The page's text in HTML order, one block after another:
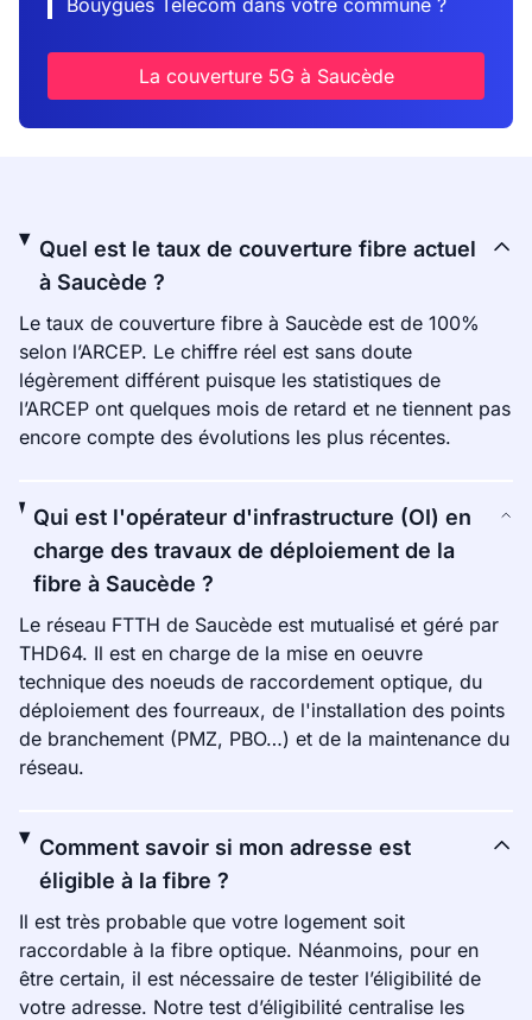
Bouygues Telecom dans votre commune ?
La couverture 5G à Saucède
Quel est le taux de couverture fibre actuel
à Saucède ?
Le taux de couverture fibre à Saucède est de 100%
selon l’ARCEP. Le chiffre réel est sans doute
légèrement différent puisque les statistiques de
l’ARCEP ont quelques mois de retard et ne tiennent pas
encore compte des évolutions les plus récentes.
Qui est l'opérateur d'infrastructure (OI) en
charge des travaux de déploiement de la
fibre à Saucède ?
Le réseau FTTH de Saucède est mutualisé et géré par
THD64. Il est en charge de la mise en oeuvre
technique des noeuds de raccordement optique, du
déploiement des fourreaux, de l'installation des points
de branchement (PMZ, PBO…) et de la maintenance du
réseau.
Comment savoir si mon adresse est
éligible à la fibre ?
Il est très probable que votre logement soit
raccordable à la fibre optique. Néanmoins, pour en
être certain, il est nécessaire de tester l’éligibilité de
votre adresse. Notre test d’éligibilité centralise les